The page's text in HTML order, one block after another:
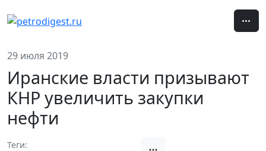
29 июля 2019
Иранские власти призывают
КНР увеличить закупки
нефти
Теги: